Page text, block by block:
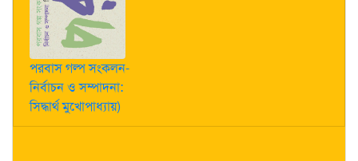
পরবাস গল্প সংকলন-
নির্বাচন ও সম্পাদনা:
সিদ্ধার্থ মুখোপাধ্যায়)